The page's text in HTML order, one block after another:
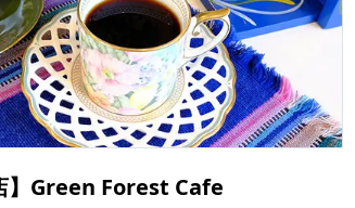
】Green Forest Cafe